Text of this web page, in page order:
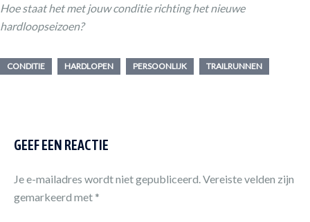
Hoe staat het met jouw conditie richting het nieuwe
hardloopseizoen?
CONDITIE HARDLOPEN PERSOONLIJK TRAILRUNNEN
GEEF EEN REACTIE
Je e-mailadres wordt niet gepubliceerd.Vereiste velden zijn
gemarkeerd met *